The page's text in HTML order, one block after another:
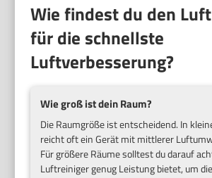
Wie findest du den
für die schnellste
Luftverbesserung?
Wie groß ist dein Raum?
Die Raumgröße ist entscheidend. In
reicht oft ein Gerät mit mittlerer
Für größere Räume solltest du darauf
Luftreiniger genug Leistung bietet, um